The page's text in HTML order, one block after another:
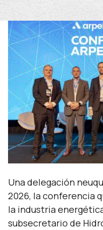
viernes 05 de junio de
Una delegación
2026, la conferencia
la industria
subsecretario de